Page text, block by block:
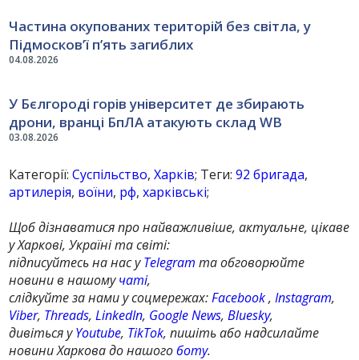
04.08.2026
Частина окупованих територій без світла, у
Підмосков’ї п’ять загиблих
03.08.2026
У Бєлгороді горів університет де збирають
дрони, вранці БпЛА атакують склад WB
Категорії:Суспільство,Харків; Теги:92 бригада,
артилерія, воїни, рф,харківські;
Щоб дізнаватися про найважливіше, актуальне, цікаве
у Харкові, Україні та світі:
підписуйтесь на нас уTelegram та обговорюйте
новини в нашомучаті,
слідкуйте за нами у соцмережах:Facebook,Instagram,
Viber, Threads,LinkedIn, Google News,Bluesky,
дивіться уYoutube, TikTok, пишіть або надсилайте
новини Харкова до нашогоботу.